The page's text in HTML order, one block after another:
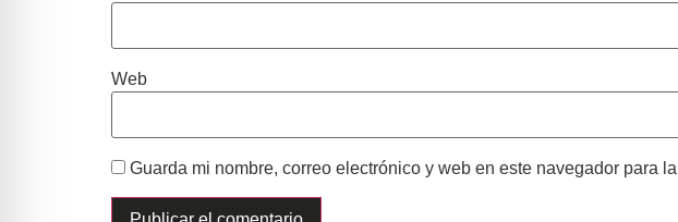
Web
Guarda mi nombre, correo electrónico y web en este navegador para